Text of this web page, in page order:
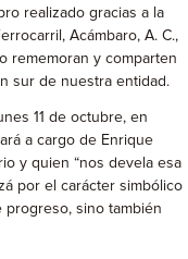
realizado gracias a la
Acámbaro, A. C.,
rememoran y comparten
sur de nuestra entidad.
11 de octubre, en
a cargo de Enrique
y quien “nos devela esa
por el carácter simbólico
progreso, sino también